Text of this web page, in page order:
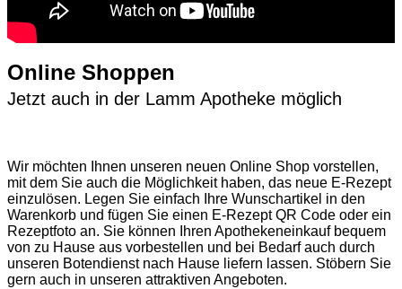
Online Shoppen
Jetzt auch in der Lamm Apotheke möglich
Wir möchten Ihnen unseren neuen Online Shop vorstellen,
mit dem Sie auch die Möglichkeit haben, das neue E-Rezept
einzulösen. Legen Sie einfach Ihre Wunschartikel in den
Warenkorb und fügen Sie einen E-Rezept QR Code oder ein
Rezeptfoto an. Sie können Ihren Apothekeneinkauf bequem
von zu Hause aus vorbestellen und bei Bedarf auch durch
unseren Botendienst nach Hause liefern lassen. Stöbern Sie
gern auch in unseren attraktiven Angeboten.